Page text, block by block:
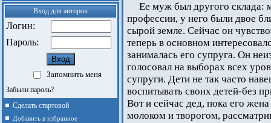
Вход для авторов
Логин:
Пароль:
Запомнить меня
Забыли пароль?
Сделать стартовой
Добавить в избранное
Ее муж был другого склада:
профессии, у него были двое
сырой земле. Сейчас он
теперь в основном
занималась его супруга. Он
голосовал на выборах всех
супруги. Дети не так часто
воспитывать своих детей-без
Вот и сейчас дед, пока его
молоком и творогом,